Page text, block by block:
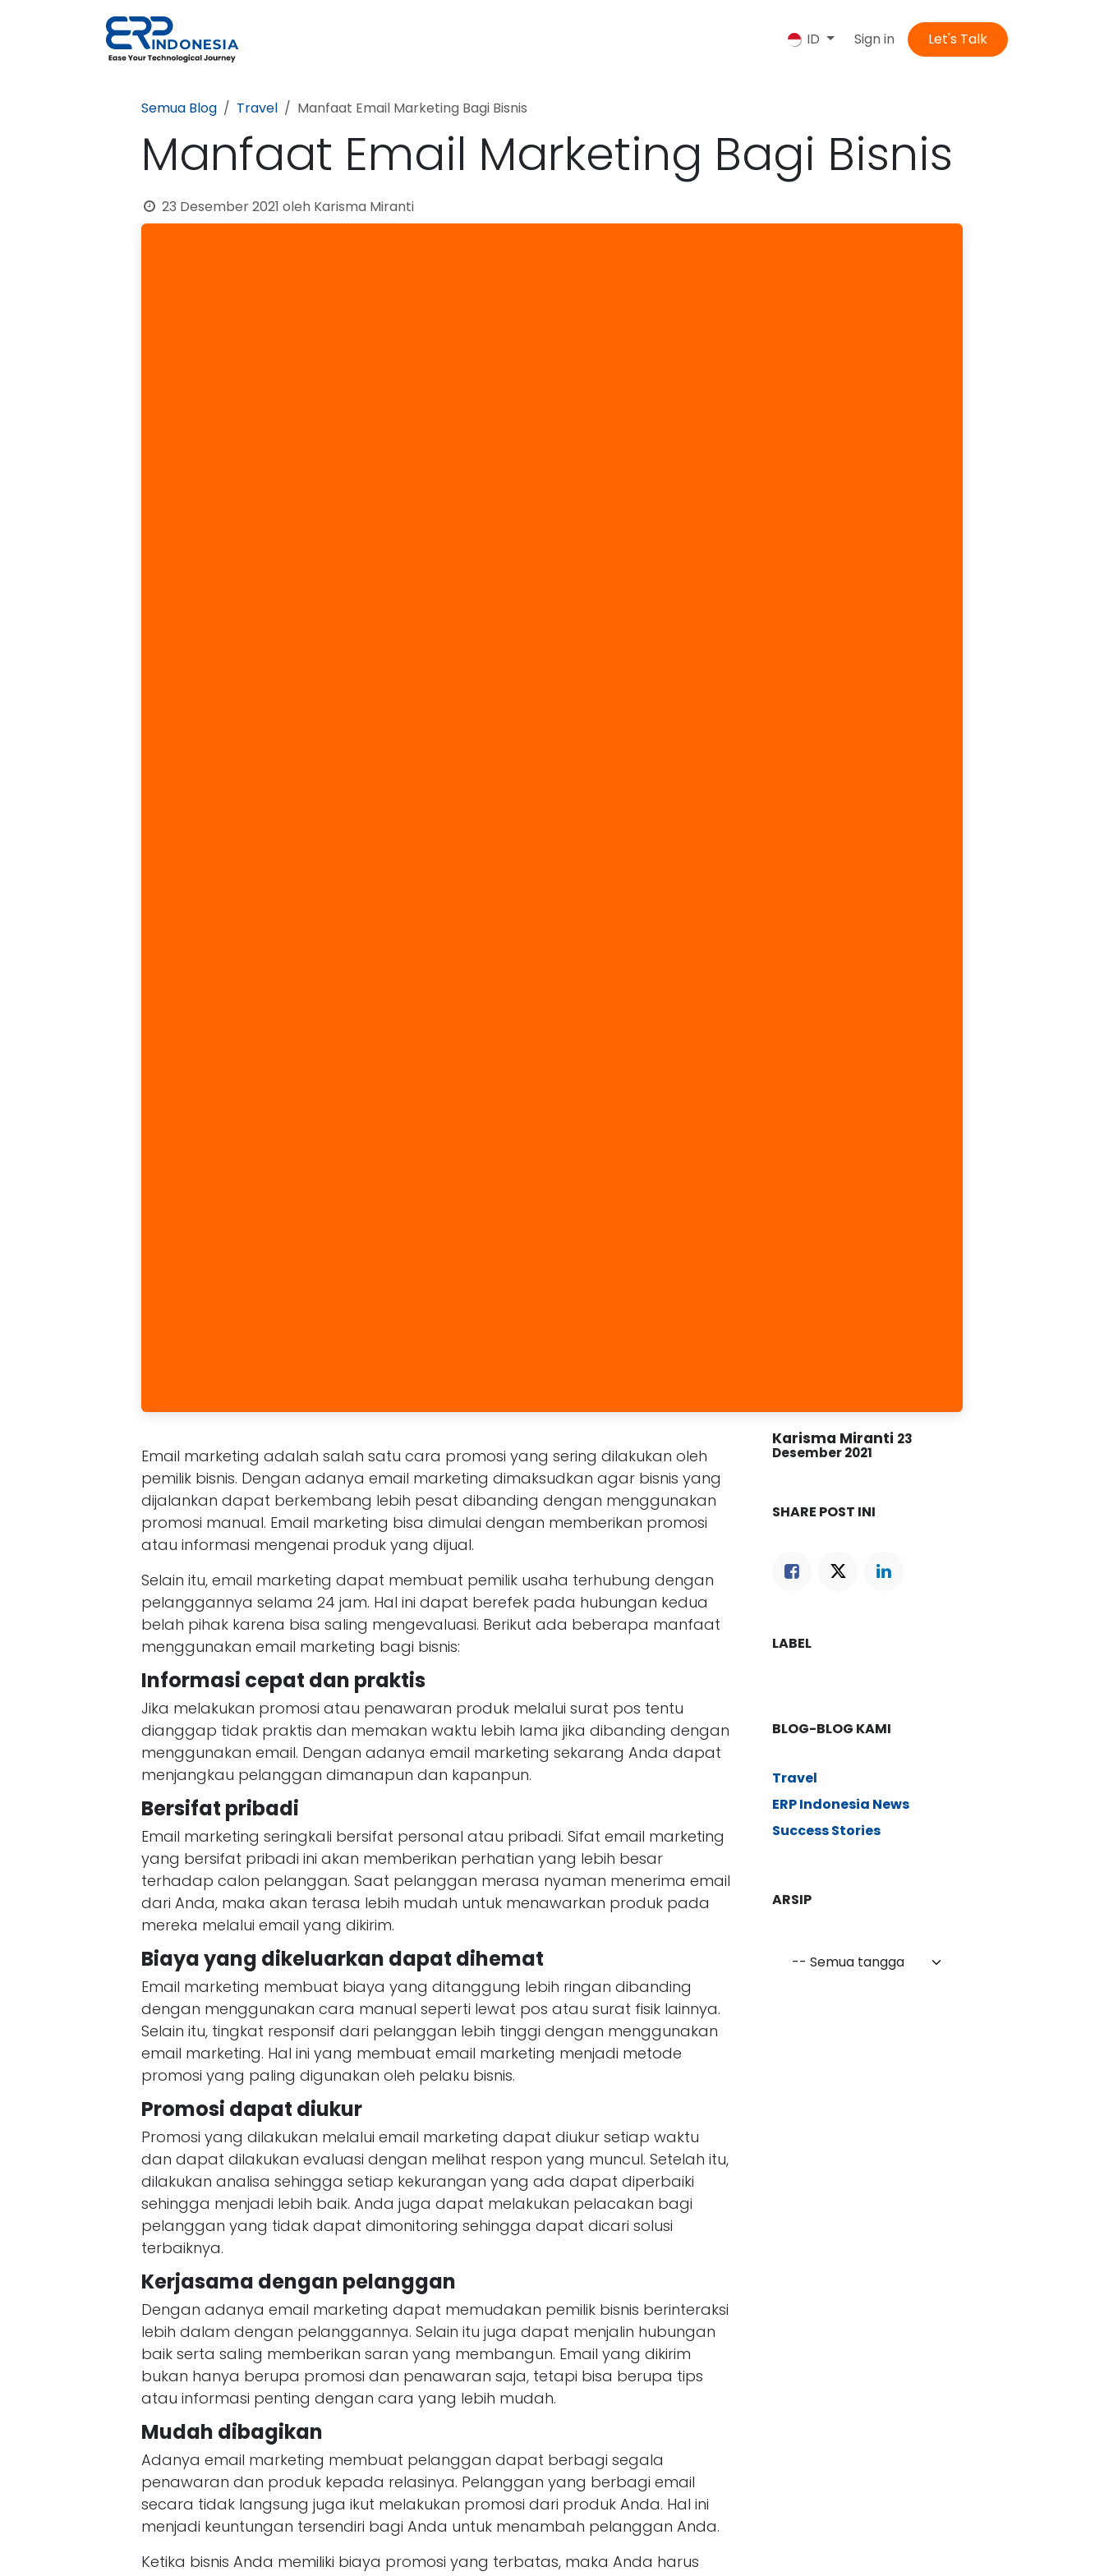
ID Sign in Let's Talk
Semua Blog Travel Manfaat Email Marketing Bagi Bisnis
Manfaat Email Marketing Bagi Bisnis
23 Desember 2021 oleh Karisma Miranti
Email marketing adalah salah satu cara promosi yang sering dilakukan oleh
pemilik bisnis. Dengan adanya email marketing dimaksudkan agar bisnis yang
dijalankan dapat berkembang lebih pesat dibanding dengan menggunakan
promosi manual. Email marketing bisa dimulai dengan memberikan promosi
atau informasi mengenai produk yang dijual.
Selain itu, email marketing dapat membuat pemilik usaha terhubung dengan
pelanggannya selama 24 jam. Hal ini dapat berefek pada hubungan kedua
belah pihak karena bisa saling mengevaluasi. Berikut ada beberapa manfaat
menggunakan email marketing bagi bisnis:
Informasi cepat dan praktis
Jika melakukan promosi atau penawaran produk melalui surat pos tentu
dianggap tidak praktis dan memakan waktu lebih lama jika dibanding dengan
menggunakan email. Dengan adanya email marketing sekarang Anda dapat
menjangkau pelanggan dimanapun dan kapanpun.
Bersifat pribadi
Email marketing seringkali bersifat personal atau pribadi. Sifat email marketing
yang bersifat pribadi ini akan memberikan perhatian yang lebih besar
terhadap calon pelanggan. Saat pelanggan merasa nyaman menerima email
dari Anda, maka akan terasa lebih mudah untuk menawarkan produk pada
mereka melalui email yang dikirim.
Biaya yang dikeluarkan dapat dihemat
Email marketing membuat biaya yang ditanggung lebih ringan dibanding
dengan menggunakan cara manual seperti lewat pos atau surat fisik lainnya.
Selain itu, tingkat responsif dari pelanggan lebih tinggi dengan menggunakan
email marketing. Hal ini yang membuat email marketing menjadi metode
promosi yang paling digunakan oleh pelaku bisnis.
Promosi dapat diukur
Promosi yang dilakukan melalui email marketing dapat diukur setiap waktu
dan dapat dilakukan evaluasi dengan melihat respon yang muncul. Setelah itu,
dilakukan analisa sehingga setiap kekurangan yang ada dapat diperbaiki
sehingga menjadi lebih baik. Anda juga dapat melakukan pelacakan bagi
pelanggan yang tidak dapat dimonitoring sehingga dapat dicari solusi
terbaiknya.
Kerjasama dengan pelanggan
Dengan adanya email marketing dapat memudakan pemilik bisnis berinteraksi
lebih dalam dengan pelanggannya. Selain itu juga dapat menjalin hubungan
baik serta saling memberikan saran yang membangun. Email yang dikirim
bukan hanya berupa promosi dan penawaran saja, tetapi bisa berupa tips
atau informasi penting dengan cara yang lebih mudah.
Mudah dibagikan
Adanya email marketing membuat pelanggan dapat berbagi segala
penawaran dan produk kepada relasinya. Pelanggan yang berbagi email
secara tidak langsung juga ikut melakukan promosi dari produk Anda. Hal ini
menjadi keuntungan tersendiri bagi Anda untuk menambah pelanggan Anda.
Ketika bisnis Anda memiliki biaya promosi yang terbatas, maka Anda harus
Karisma Miranti 23
Desember 2021
SHARE POST INI
LABEL
BLOG-BLOG KAMI
Travel
ERP Indonesia News
Success Stories
ARSIP